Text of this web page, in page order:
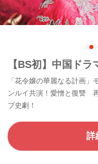
韓国ドラマ「奇皇
ハ・ジウォン×チュ・ジン
37年間も揺るがした実在の
ドラマ！
詳